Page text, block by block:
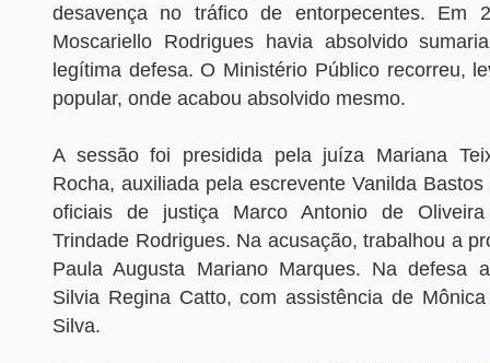
desavença no tráfico de entorpecentes. Em
Moscariello Rodrigues havia absolvido
legítima defesa. O Ministério Público recorreu,
popular, onde acabou absolvido mesmo.
A sessão foi presidida pela juíza Mariana
Rocha, auxiliada pela escrevente Vanilda
oficiais de justiça Marco Antonio de
Trindade Rodrigues. Na acusação, trabalhou a
Paula Augusta Mariano Marques. Na defesa
Silvia Regina Catto, com assistência de
Silva.